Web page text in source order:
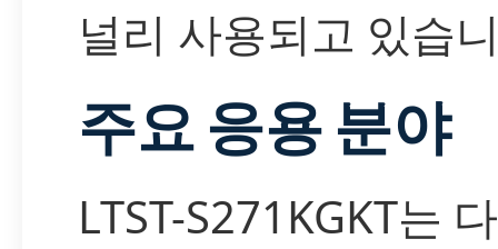
널리 사용되고 있습
주요 응용 분야
LTST-S271KGKT는